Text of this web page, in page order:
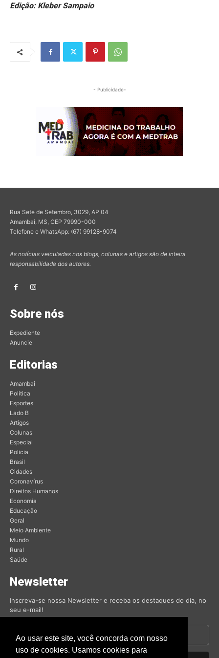
Edição: Kleber Sampaio
- Publicidade-
Rua Sete de Setembro, 3029, AP 04
Amambai, MS, CEP 79990-000
Telefone e WhatsApp: (67) 99128-9074
As notícias veiculadas nos blogs, colunas e artigos são de inteira
responsabilidade dos autores.
Sobre nós
Expediente
Anuncie
Editorias
Amambai
Política
Esportes
Lado B
Artigos
Colunas
Especial
Policia
Brasil
Cidades
Coronavírus
Direitos Humanos
Economia
Educação
Geral
Meio Ambiente
Mundo
Rural
Saúde
Newsletter
Inscreva-se nossa Newsletter e receba os destaques do dia, no
seu e-mail!
Ao usar este site, você concorda com nosso
uso de cookies. Usamos cookies para